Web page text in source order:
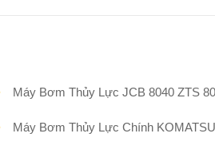
Máy Bơm Thủy Lực JCB 8040 ZTS 8045 ZTS 332/s8935 Rexroth A10VO71
Máy Bơm Thủy Lực Chính KOMATSU pc56-7 Chính Hãng 708-3s-00961